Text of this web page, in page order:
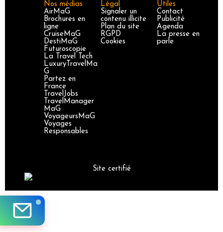
Nos médias
AirMaG
Brochures en
ligne
CruiseMaG
DestiMaG
Futuroscopie
La Travel Tech
LuxuryTravelMa
G
Partez en
France
TravelJobs
TravelManager
MaG
VoyageursMaG
Voyages
Responsables
Légal
Signaler un
contenu illicite
Plan du site
RGPD
Cookies
Utiles
Contact
Publicité
Agenda
La presse en
parle
Site certifié